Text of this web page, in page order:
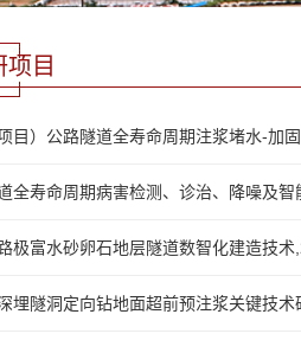
项目
项目）公路隧道全寿命周期注浆堵水-
全寿命周期病害检测、诊治、降噪及
极富水砂卵石地层隧道数智化建造技
埋隧洞定向钻地面超前预注浆关键技